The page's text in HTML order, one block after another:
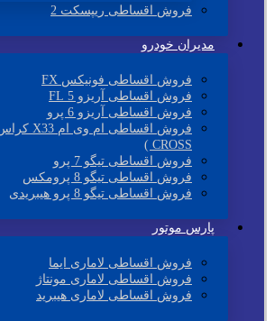
فروش اقساطی ریپسکت 2
مدیران خودرو
فروش اقساطی فونیکس FX
فروش اقساطی آریزو 5 FL
فروش اقساطی آریزو 6 پرو
CROSS )
فروش اقساطی تیگو 7 پرو
فروش اقساطی تیگو 8 پرومکس
فروش اقساطی تیگو 8 پرو هیبریدی
پارس موتور
فروش اقساطی لاماری ایما
فروش اقساطی لاماری مونتاژ
فروش اقساطی لاماری هیبرید